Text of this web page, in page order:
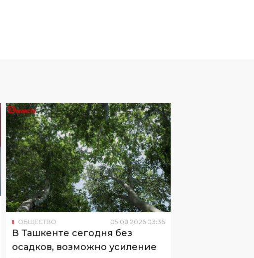
ОБЩЕСТВО 05.08.2026 03:36
В Ташкенте сегодня без
осадков, возможно усиление